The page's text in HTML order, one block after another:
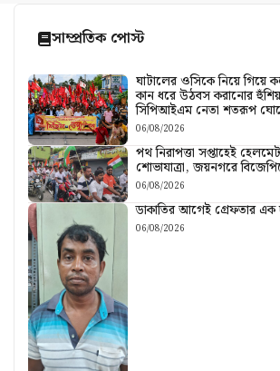
সাম্প্রতিক পোস্ট
ঘাটালের ওসিকে নিয়ে গিয়ে
কান ধরে উঠবস করানোর
সিপিআইএম নেতা শতরূপ
06/08/2026
পথ নিরাপত্তা সপ্তাহেই
শোভাযাত্রা, জয়নগরে
06/08/2026
ডাকাতির আগেই গ্রেফতার এক
06/08/2026